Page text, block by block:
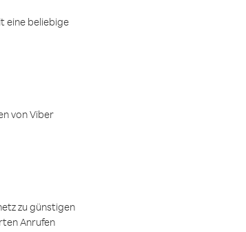
eine beliebige
von Viber
zu günstigen
Anrufen